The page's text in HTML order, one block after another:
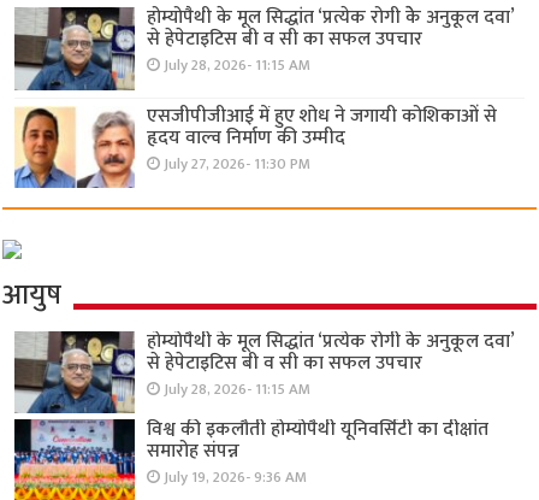
होम्योपैथी के मूल सिद्धांत ‘प्रत्येक रोगी केे अनुकूल दवा’
से हेपेटाइटिस बी व सी का सफल उपचार
July 28, 2026- 11:15 AM
एसजीपीजीआई में हुए शोध ने जगायी कोशिकाओं से
हृदय वाल्व निर्माण की उम्मीद
July 27, 2026- 11:30 PM
आयुष
होम्योपैथी के मूल सिद्धांत ‘प्रत्येक रोगी केे अनुकूल दवा’
से हेपेटाइटिस बी व सी का सफल उपचार
July 28, 2026- 11:15 AM
विश्व की इकलौती होम्योपैथी यूनिवर्सिटी का दीक्षांत
समारोह संपन्न
July 19, 2026- 9:36 AM